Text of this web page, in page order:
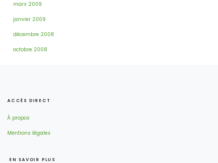
mars 2009
janvier 2009
décembre 2008
octobre 2008
ACCÈS DIRECT
À propos
Mentions légales
EN SAVOIR PLUS